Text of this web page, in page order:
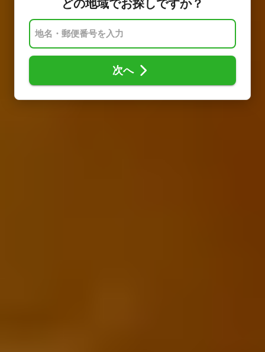
どの地域でお探しですか？
次へ